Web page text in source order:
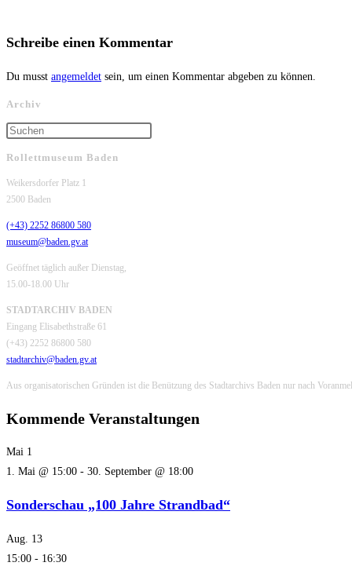
panel.
Schreibe einen Kommentar
Du musst angemeldet sein, um einen Kommentar abgeben zu können.
Archiv
Rollettmuseum Baden
Weikersdorfer Platz 1
2500 Baden
(+43) 2252 86800 580
museum@baden.gv.at
Geöffnet täglich außer Dienstag,
15.00-18.00 Uhr
STADTARCHIV BADEN
Eingang Elisabethstraße 61
(+43) 2252 86800 580
stadtarchiv@baden.gv.at
Aus organisatorischen Gründen ist die Benützung des Stadtarchivs Baden nur nach
Kommende Veranstaltungen
Mai 1
1. Mai @ 15:00 - 30. September @ 18:00
Sonderschau „100 Jahre Strandbad“
Aug. 13
15:00 - 16:30